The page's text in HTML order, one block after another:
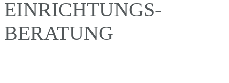
EINRICHTUNGS­
BERATUNG